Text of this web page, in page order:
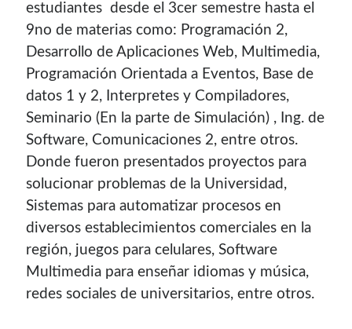
estudiantes desde el 3cer semestre hasta el
9no de materias como: Programación 2,
Desarrollo de Aplicaciones Web, Multimedia,
Programación Orientada a Eventos, Base de
datos 1 y 2, Interpretes y Compiladores,
Seminario (En la parte de Simulación) , Ing. de
Software, Comunicaciones 2, entre otros.
Donde fueron presentados proyectos para
solucionar problemas de la Universidad,
Sistemas para automatizar procesos en
diversos establecimientos comerciales en la
región, juegos para celulares, Software
Multimedia para enseñar idiomas y música,
redes sociales de universitarios, entre otros.